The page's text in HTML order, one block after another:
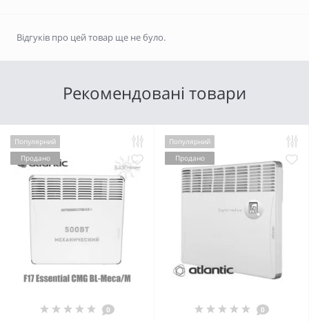
Відгуків про цей товар ще не було.
Рекомендовані товари
Популярний
Продано
0
Популярний
Продано
0